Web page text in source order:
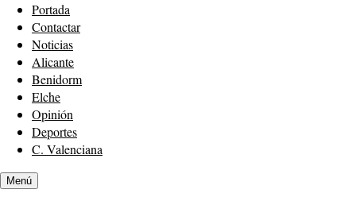
Portada
Contactar
Noticias
Alicante
Benidorm
Elche
Opinión
Deportes
C. Valenciana
Menú